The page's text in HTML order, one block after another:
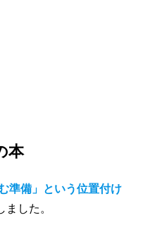
本
準備」という位置付け
した。